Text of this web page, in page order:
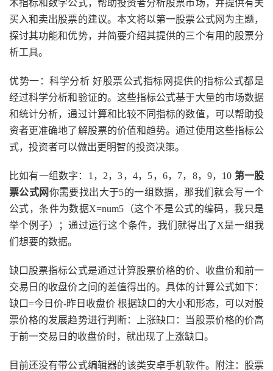
术指标和数学公式，帮助投资者分析股票市场，并提供有关
买入和卖出股票的建议。本文将以第一股票公式网为主题，
探讨其功能和优势，并简要介绍其提供的三个有用的股票分
析工具。
优势一：科学分析 好股票公式指标网提供的指标公式都是
经过科学分析和验证的。这些指标公式基于大量的市场数据
和统计分析，通过计算和比较不同指标的数值，可以帮助投
资者更准确地了解股票的价值和趋势。通过使用这些指标公
式，投资者可以做出更明智的投资决策。
比如有一组数字：1，2，3，4，5，6，7，8，9，10 第一股
票公式网你需要找出大于5的一组数据，那我们就会写一个
公式，条件为数据X=num5（这个不是公式的编码，我只是
举个例子）；通过运行这个条件，我们就得出了X是一组我
们想要的数据。
缺口股票指标公式是通过计算股票价格的价、收盘价和前一
交易日的收盘价之间的差值得出的。具体的计算公式如下：
缺口=今日价-昨日收盘价 根据缺口的大小和形态，可以对股
票价格的发展趋势进行判断：上涨缺口：当股票价格的价高
于前一交易日的收盘价时，就出现了上涨缺口。
目前还没有带公式编辑器的该类安卓手机软件。附注：股票